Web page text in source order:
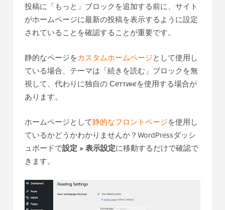
投稿に「もっと」ブロックを追加する前に、サイト
がホームページに最新の投稿を表示するように設定
されていることを確認することが重要です。
静的なページをカスタムホームページとして使用し
ている場合、テーマは「続きを読む」ブロックを無
視して、代わりに独自の Сеттингを使用する場合が
あります。
ホームページとして静的なフロントページを使用し
ているかどうかわかりませんか？WordPressダッシ
ュボードで設定 » 表示設定に移動するだけで確認で
きます。